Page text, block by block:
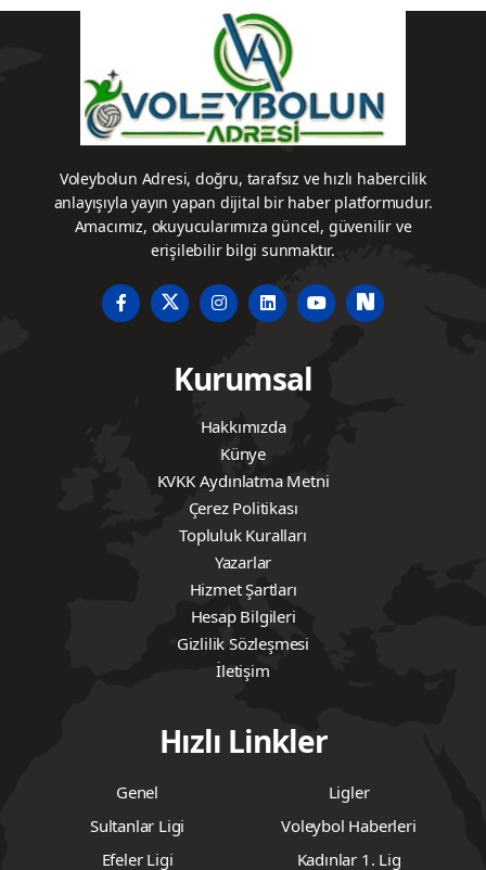
Voleybolun Adresi, doğru, tarafsız ve hızlı habercilik
anlayışıyla yayın yapan dijital bir haber platformudur.
Amacımız, okuyucularımıza güncel, güvenilir ve
erişilebilir bilgi sunmaktır.
Kurumsal
Hakkımızda
Künye
KVKK Aydınlatma Metni
Çerez Politikası
Topluluk Kuralları
Yazarlar
Hizmet Şartları
Hesap Bilgileri
Gizlilik Sözleşmesi
İletişim
Hızlı Linkler
Genel
Ligler
Sultanlar Ligi
Voleybol Haberleri
Efeler Ligi
Kadınlar 1. Lig